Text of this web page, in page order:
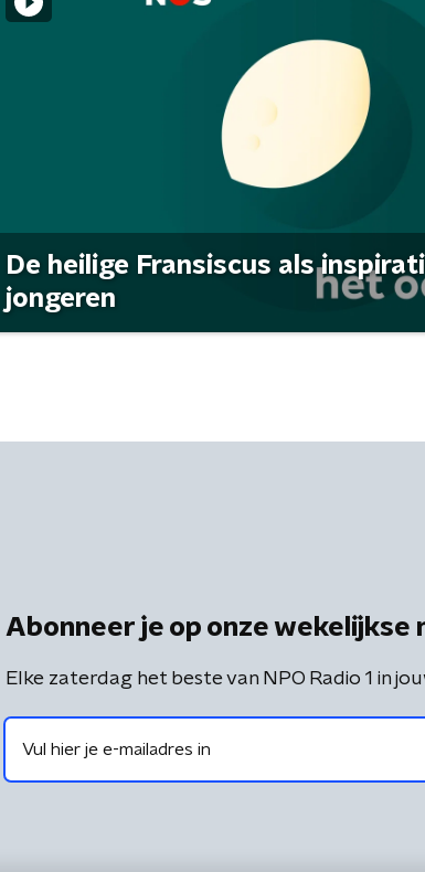
De heilige Fransiscus als
jongeren
Abonneer je op onze wekelijkse
Elke zaterdag het beste van NPO Radio 1 in